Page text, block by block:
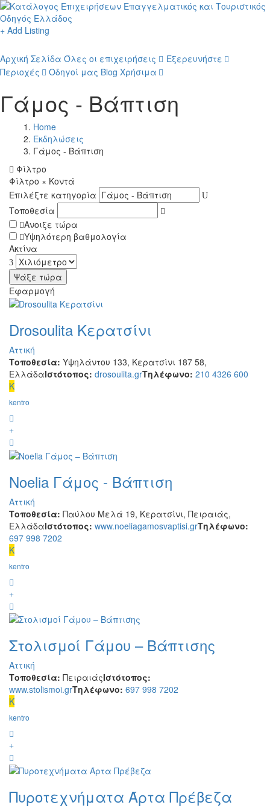
+ Add Listing
Αρχική Σελίδα Όλες οι επιχειρήσεις
Εξερευνήστε
Περιοχές
Οδηγοί μας Blog Χρήσιμα
Γάμος - Βάπτιση
Home
Εκδηλώσεις
Γάμος - Βάπτιση
Φίλτρο
Φίλτρο × Κοντά
Επιλέξτε κατηγορία
Τοποθεσία
Ανοιξε τώρα
Υψηλότερη βαθμολογία
Ακτίνα
Εφαρμογή
Drosoulita Κερατσίνι
Αττική
Τοποθεσία: Υψηλάντου 133, Κερατσίνι 187 58,
ΕλλάδαΙστότοπος: drosoulita.grΤηλέφωνο: 210 4326 600
K
kentro
Noelia Γάμος - Βάπτιση
Αττική
Τοποθεσία: Παύλου Μελά 19, Κερατσίνι, Πειραιάς,
ΕλλάδαΙστότοπος: www.noeliagamosvaptisi.grΤηλέφωνο:
697 998 7202
K
kentro
Στολισμοί Γάμου – Βάπτισης
Αττική
Τοποθεσία: ΠειραιάςΙστότοπος:
www.stolismoi.grΤηλέφωνο: 697 998 7202
K
kentro
Πυροτεχνήματα Άρτα Πρέβεζα